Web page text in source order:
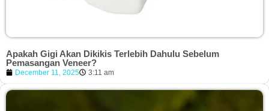
Apakah Gigi Akan Dikikis Terlebih Dahulu Sebelum
Pemasangan Veneer?
December 11, 2025 3:11 am